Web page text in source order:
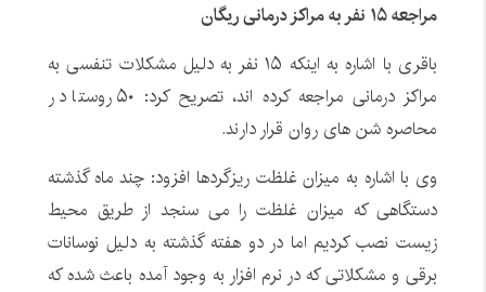
مراجعه ۱۵ نفر به مراکز درمانی ریگان
باقری با اشاره به اینکه ۱۵ نفر به دلیل مشکلات تنفسی به
مراکز درمانی مراجعه کرده اند، تصریح کرد: ۵۰ روستا در
محاصره شن های روان قرار دارند.
وی با اشاره به میزان غلظت ریزگردها افزود: چند ماه گذشته
دستگاهی که میزان غلظت را می سنجد از طریق محیط
زیست نصب کردیم اما در دو هفته گذشته به دلیل نوسانات
برقی و مشکلاتی که در نرم افزار به وجود آمده باعث شده که